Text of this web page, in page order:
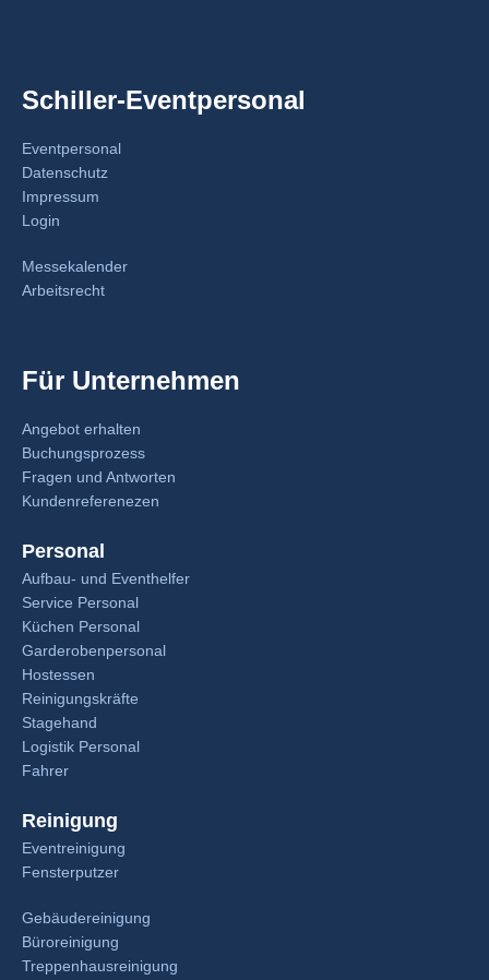
Schiller-Eventpersonal
Eventpersonal
Datenschutz
Impressum
Login
Messekalender
Arbeitsrecht
Für Unternehmen
Angebot erhalten
Buchungsprozess
Fragen und Antworten
Kundenreferenezen
Personal
Aufbau- und Eventhelfer
Service Personal
Küchen Personal
Garderobenpersonal
Hostessen
Reinigungskräfte
Stagehand
Logistik Personal
Fahrer
Reinigung
Eventreinigung
Fensterputzer
Gebäudereinigung
Büroreinigung
Treppenhausreinigung